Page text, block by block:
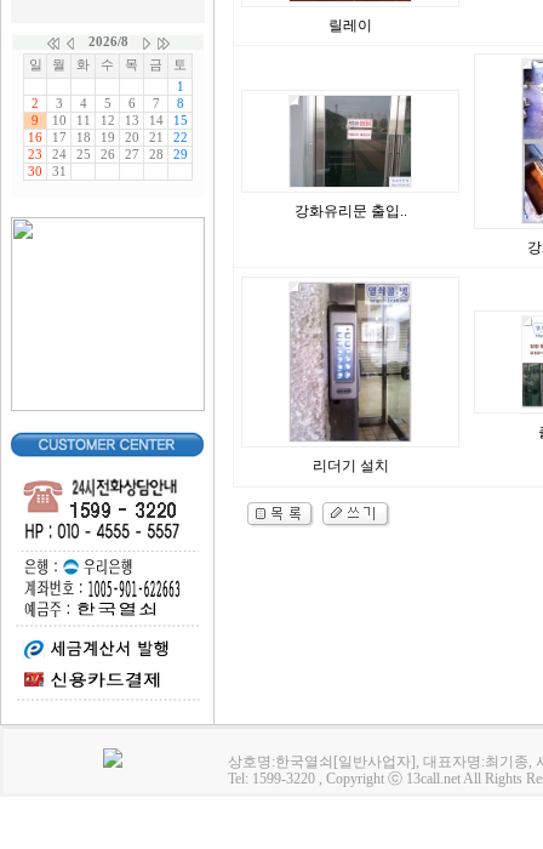
릴레이
강화유리문 출입..
리더기 설치
상호명:한국열쇠[일반사업자], 대표자명:최기종,
Tel: 1599-3220 , Copyright ⓒ 13call.net All Rights